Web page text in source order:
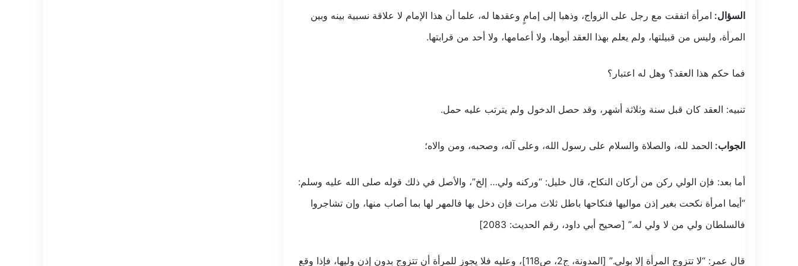
السؤال: امرأة اتفقت مع رجل على الزواج، وذهبا إلى إمامٍ وعقدها له، علما أن هذا الإمام لا علاقة نسبية بينه وبين
المرأة، وليس من قبيلتها، ولم يعلم بهذا العقد أبوها، ولا أعمامها، ولا أحد من قرابتها.
فما حكم هذا العقد؟ وهل له اعتبار؟
تنبيه: العقد كان قبل سنة وثلاثة أشهر، وقد حصل الدخول ولم يترتب عليه حمل.
الجواب: الحمد لله، والصلاة والسلام على رسول الله، وعلى آله، وصحبه، ومن والاه؛
أما بعد: فإن الولي ركن من أركان النكاح، قال خليل: “وركنه ولي… إلخ”، والأصل في ذلك قوله صلى الله عليه وسلم:
“أيما امرأة نكحت بغير إذن مواليها فنكاحها باطل ثلاث مرات فإن دخل بها فالمهر لها بما أصاب منها، وإن تشاجروا
فالسلطان ولي من لا ولي له.” [صحيح أبي داود، رقم الحديث: 2083]
قال عمر: “لا تتزوج المرأة إلا بولي.” [المدونة، ج2، ص118]، وعليه فلا يجوز للمرأة أن تتزوج بدون إذن وليها، فإذا وقع